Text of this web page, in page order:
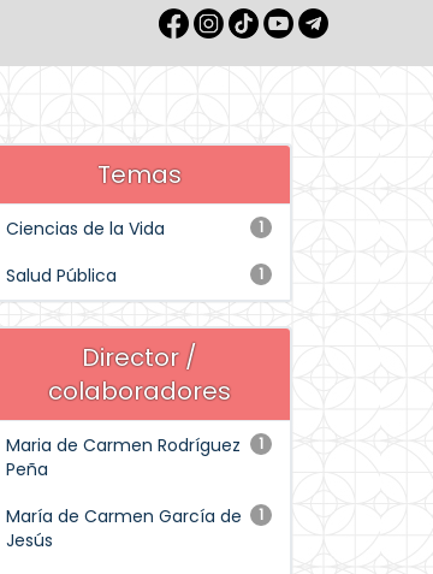
Temas
1
Ciencias de la Vida
1
Salud Pública
Director /
colaboradores
1
Maria de Carmen Rodríguez
Peña
1
María de Carmen García de
Jesús